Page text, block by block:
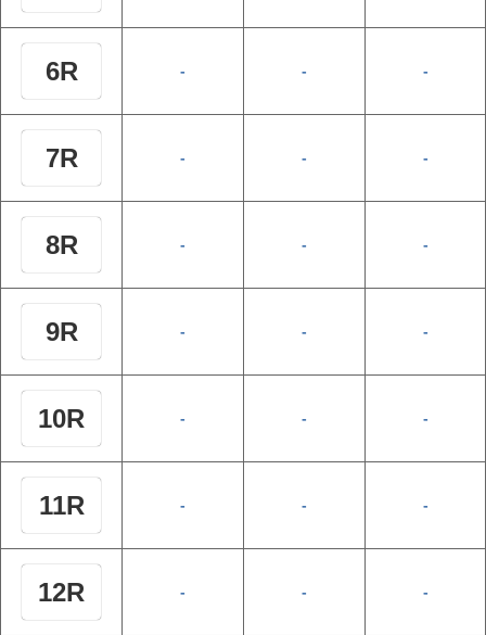
6R - - -
7R - - -
8R - - -
9R - - -
10R - - -
11R - - -
12R - - -